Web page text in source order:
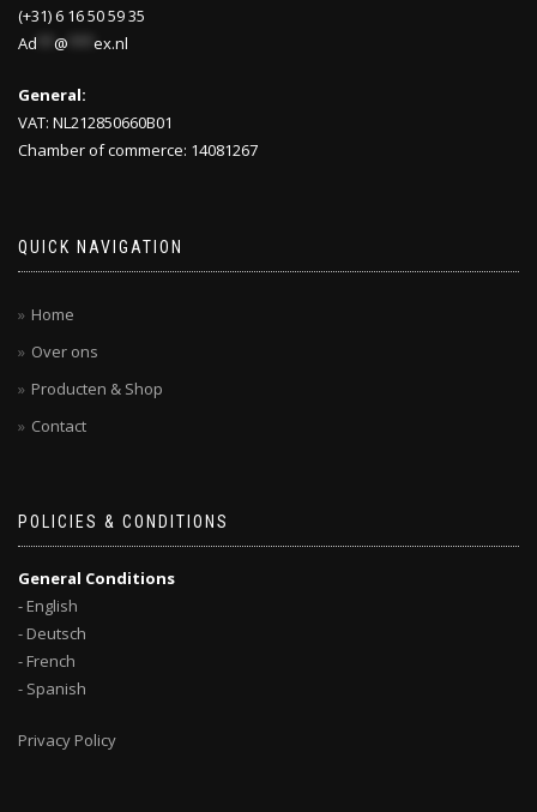
(+31) 6 16 50 59 35
Ad
@ ex.nl
General:
VAT: NL212850660B01
Chamber of commerce: 14081267
QUICK NAVIGATION
Home
Over ons
Producten & Shop
Contact
POLICIES & CONDITIONS
General Conditions
- English
- Deutsch
- French
- Spanish
Privacy Policy